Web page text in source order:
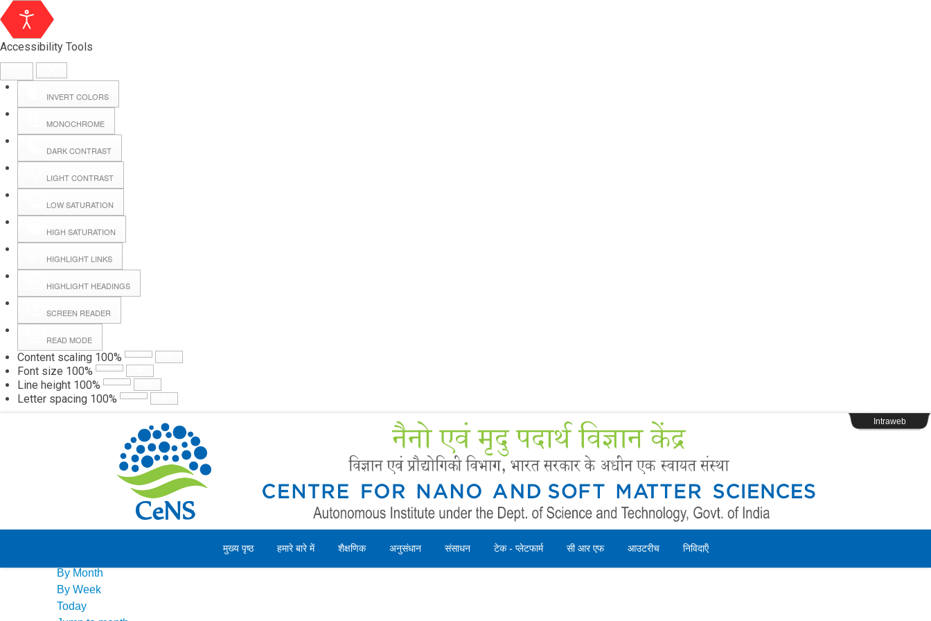
Accessibility Tools
INVERT COLORS
MONOCHROME
DARK CONTRAST
LIGHT CONTRAST
LOW SATURATION
HIGH SATURATION
HIGHLIGHT LINKS
HIGHLIGHT HEADINGS
SCREEN READER
READ MODE
Content scaling 100%
Font size 100%
Line height 100%
Letter spacing 100%
Webmail
Intraweb
मुख्य पृष्ठ हमारे बारे में शैक्षणिक अनुसंधान संसाधन टेक - प्लेटफार्म सी आर एफ आउटरीच निविदाऍं
शुक्रवार, 07 अगस्त 2026
Events Calendar
By Month
By Week
Today